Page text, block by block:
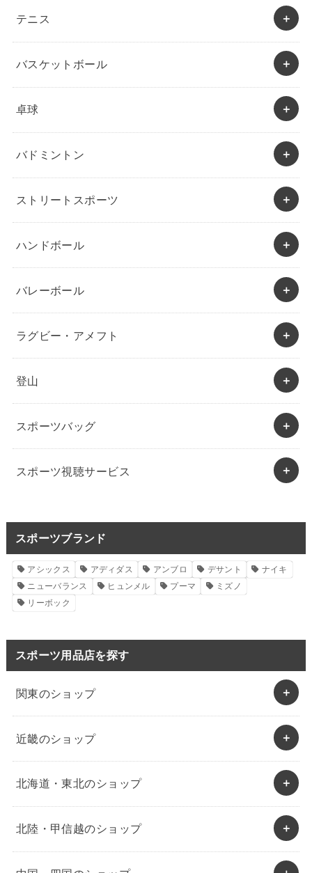
テニス
バスケットボール
卓球
バドミントン
ストリートスポーツ
ハンドボール
バレーボール
ラグビー・アメフト
登山
スポーツバッグ
スポーツ視聴サービス
スポーツブランド
アシックス アディダス アンブロ デサント
ナイキ
ニューバランス
ヒュンメル プーマ
ミズノ
リーボック
スポーツ用品店を探す
関東のショップ
近畿のショップ
北海道・東北のショップ
北陸・甲信越のショップ